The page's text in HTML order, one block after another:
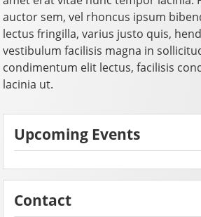
auctor sem, vel rhoncus ipsum
lectus fringilla, varius justo quis,
vestibulum facilisis magna in
condimentum elit lectus, facilisis
lacinia ut.
Upcoming Events
Contact